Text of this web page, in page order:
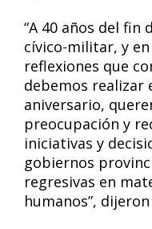
“A 40 años del
cívico-militar, y
reflexiones que
debemos realizar
aniversario,
preocupación y
iniciativas y
gobiernos
regresivas en
humanos”,